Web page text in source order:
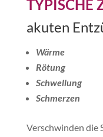
TYPISCHE
akuten
Wärme
Rötung
Schwellung
Schmerzen
Verschwinden die